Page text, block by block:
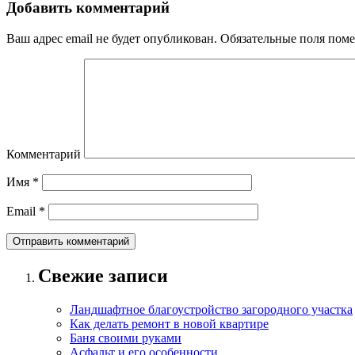
Добавить комментарий
Ваш адрес email не будет опубликован. Обязательные поля
Комментарий
Имя *
Email *
Свежие записи
Ландшафтное благоустройство загородного участка
Как делать ремонт в новой квартире
Баня своими руками
Асфальт и его особенности